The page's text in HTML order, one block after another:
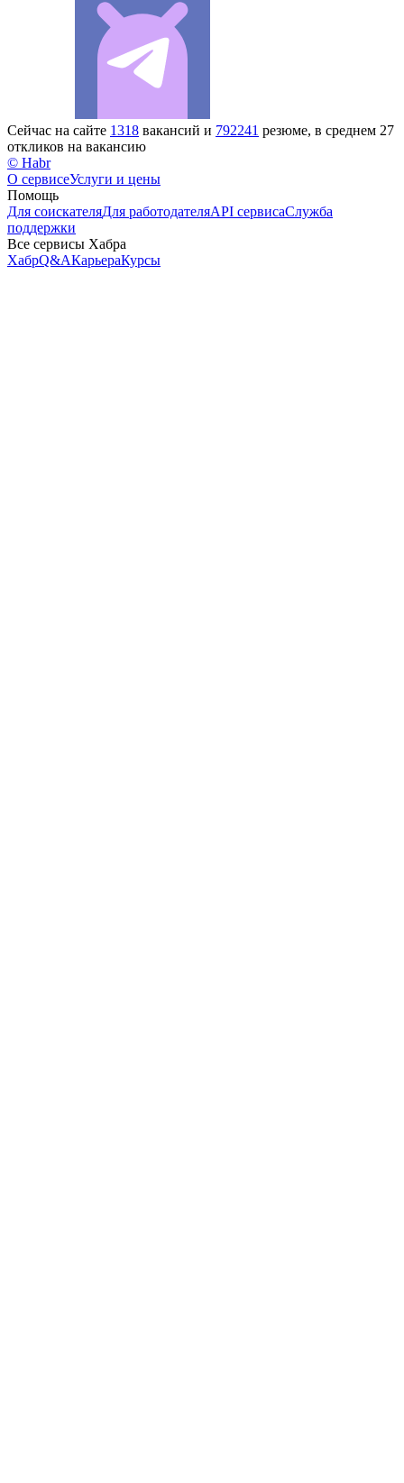
Сейчас на сайте 1318 вакансий и 792241 резюме, в среднем 27
откликов на вакансию
© Habr
О сервисеУслуги и цены
Помощь
Для соискателяДля работодателяAPI сервисаСлужба
поддержки
Все сервисы Хабра
ХабрQ&AКарьераКурсы